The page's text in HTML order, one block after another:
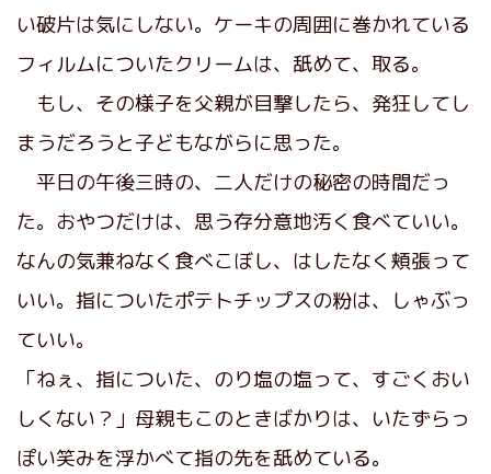
い破片は気にしない。ケーキの周囲に巻かれている
フィルムについたクリームは、舐めて、取る。
もし、その様子を父親が目撃したら、発狂してし
まうだろうと子どもながらに思った。
平日の午後三時の、二人だけの秘密の時間だっ
た。おやつだけは、思う存分意地汚く食べていい。
なんの気兼ねなく食べこぼし、はしたなく頬張って
いい。指についたポテトチップスの粉は、しゃぶっ
ていい。
「ねぇ、指についた、のり塩の塩って、すごくおい
しくない？」母親もこのときばかりは、いたずらっ
ぽい笑みを浮かべて指の先を舐めている。